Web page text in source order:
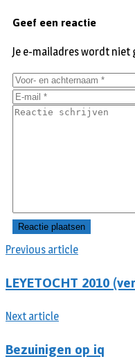
Previous article
LEYETOCHT 2010
Next article
Bezuinigen op iq
Geef een reactie
Je e-mailadres wordt niet